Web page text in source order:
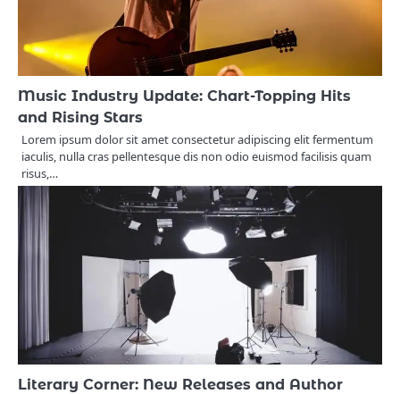
Music Industry Update: Chart-Topping Hits
and Rising Stars
Lorem ipsum dolor sit amet consectetur adipiscing elit fermentum
iaculis, nulla cras pellentesque dis non odio euismod facilisis quam
risus,…
Literary Corner: New Releases and Author